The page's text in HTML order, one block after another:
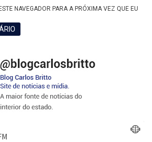
NAVEGADOR PARA A PRÓXIMA VEZ QUE EU